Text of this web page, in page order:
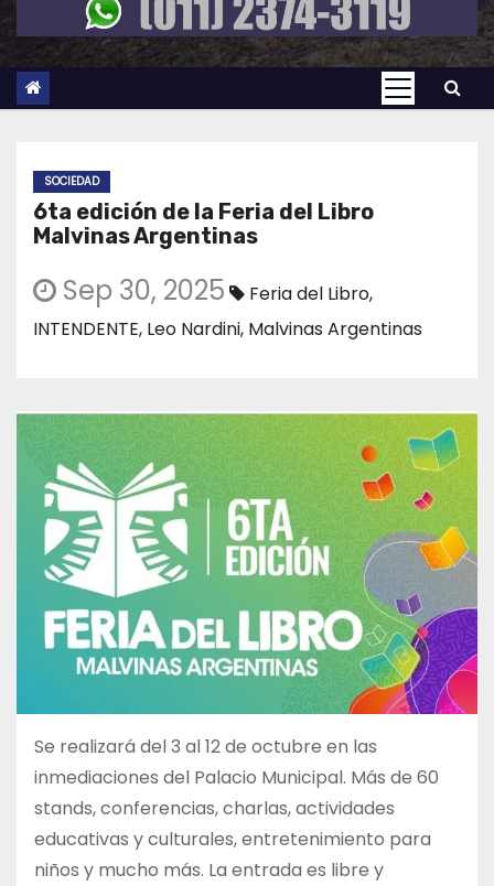
SOCIEDAD
6ta edición de la Feria del Libro
Malvinas Argentinas
Sep 30, 2025 Feria del Libro,
INTENDENTE, Leo Nardini, Malvinas Argentinas
Se realizará del 3 al 12 de octubre en las
inmediaciones del Palacio Municipal. Más de 60
stands, conferencias, charlas, actividades
educativas y culturales, entretenimiento para
niños y mucho más. La entrada es libre y